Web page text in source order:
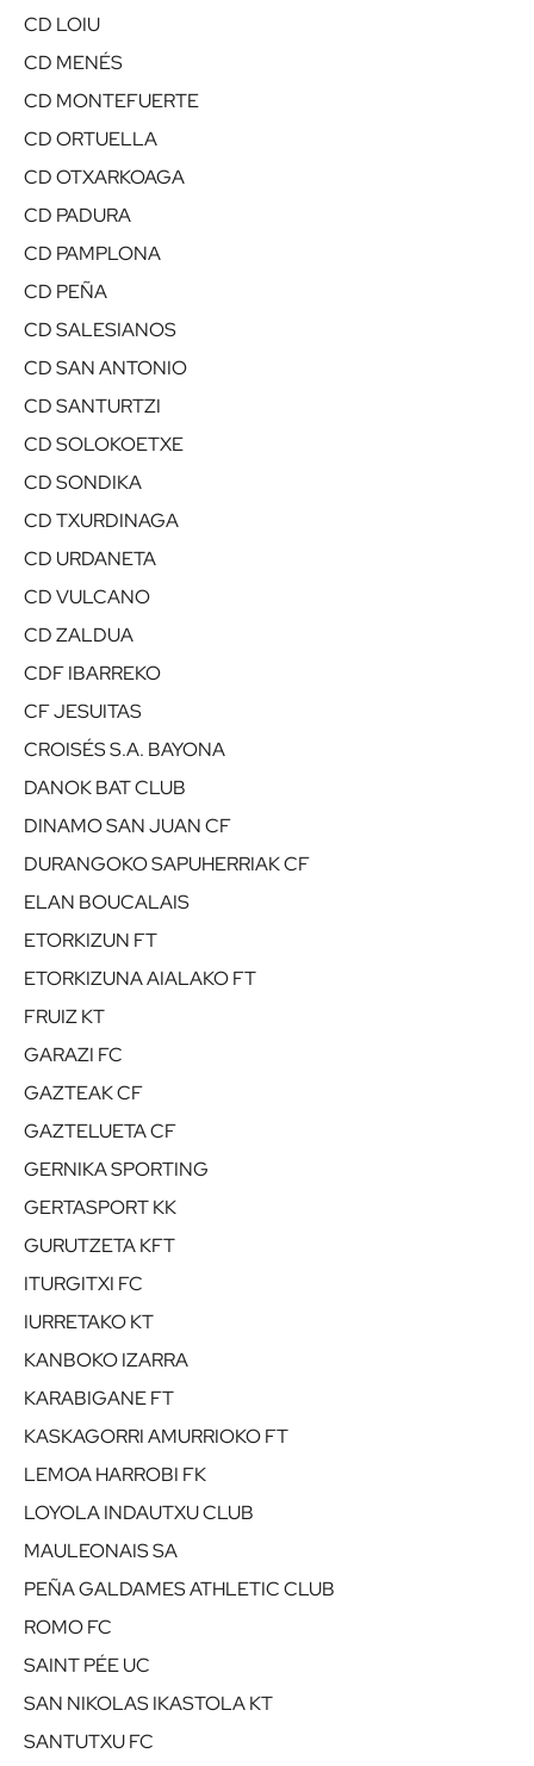
CD LOIU
CD MENÉS
CD MONTEFUERTE
CD ORTUELLA
CD OTXARKOAGA
CD PADURA
CD PAMPLONA
CD PEÑA
CD SALESIANOS
CD SAN ANTONIO
CD SANTURTZI
CD SOLOKOETXE
CD SONDIKA
CD TXURDINAGA
CD URDANETA
CD VULCANO
CD ZALDUA
CDF IBARREKO
CF JESUITAS
CROISÉS S.A. BAYONA
DANOK BAT CLUB
DINAMO SAN JUAN CF
DURANGOKO SAPUHERRIAK CF
ELAN BOUCALAIS
ETORKIZUN FT
ETORKIZUNA AIALAKO FT
FRUIZ KT
GARAZI FC
GAZTEAK CF
GAZTELUETA CF
GERNIKA SPORTING
GERTASPORT KK
GURUTZETA KFT
ITURGITXI FC
IURRETAKO KT
KANBOKO IZARRA
KARABIGANE FT
KASKAGORRI AMURRIOKO FT
LEMOA HARROBI FK
LOYOLA INDAUTXU CLUB
MAULEONAIS SA
PEÑA GALDAMES ATHLETIC CLUB
ROMO FC
SAINT PÉE UC
SAN NIKOLAS IKASTOLA KT
SANTUTXU FC